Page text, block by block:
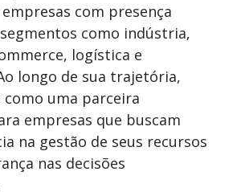
empresas com presença
como indústria,
logística e
longo de sua trajetória,
como uma parceira
empresas que buscam
na gestão de seus recursos
nas decisões